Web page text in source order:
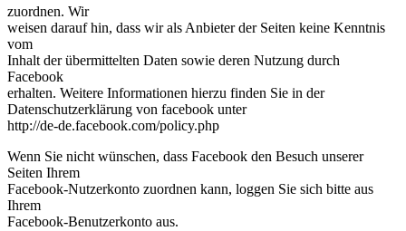
zuordnen. Wir
weisen darauf hin, dass wir als Anbieter der Seiten keine Kenntnis
vom
Inhalt der übermittelten Daten sowie deren Nutzung durch
Facebook
erhalten. Weitere Informationen hierzu finden Sie in der
Datenschutzerklärung von facebook unter
http://de-de.facebook.com/policy.php
Wenn Sie nicht wünschen, dass Facebook den Besuch unserer
Seiten Ihrem
Facebook-Nutzerkonto zuordnen kann, loggen Sie sich bitte aus
Ihrem
Facebook-Benutzerkonto aus.